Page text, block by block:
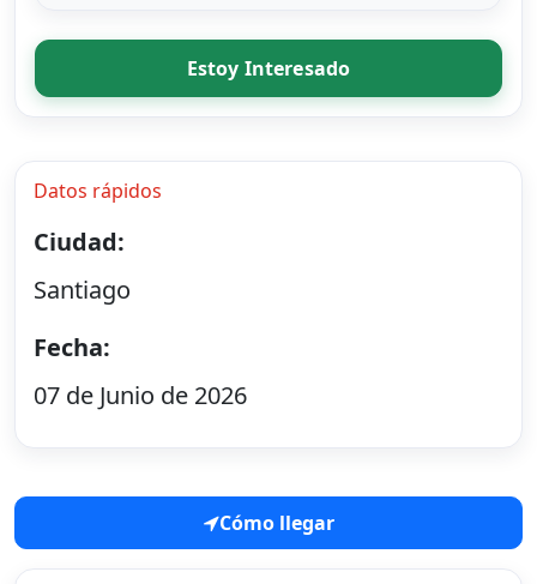
Estoy Interesado
Datos rápidos
Ciudad:
Santiago
Fecha:
07 de Junio de 2026
Cómo llegar